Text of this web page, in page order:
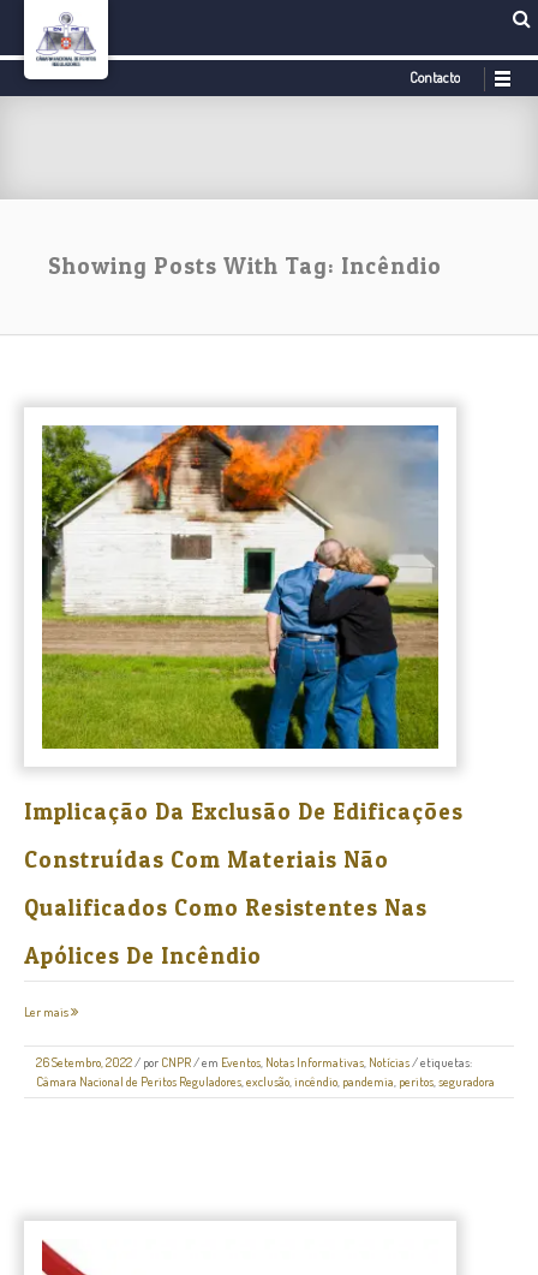
Contacto
Showing Posts With Tag: Incêndio
Implicação Da Exclusão De Edificações
Construídas Com Materiais Não
Qualificados Como Resistentes Nas
Apólices De Incêndio
Ler mais
26 Setembro, 2022/ por CNPR/ em Eventos, Notas Informativas, Notícias/ etiquetas:
Câmara Nacional de Peritos Reguladores,exclusão,incêndio, pandemia, peritos,seguradora